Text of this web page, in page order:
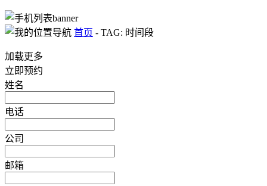
首页 - TAG: 时间段
加载更多
立即预约
姓名
电话
公司
邮箱